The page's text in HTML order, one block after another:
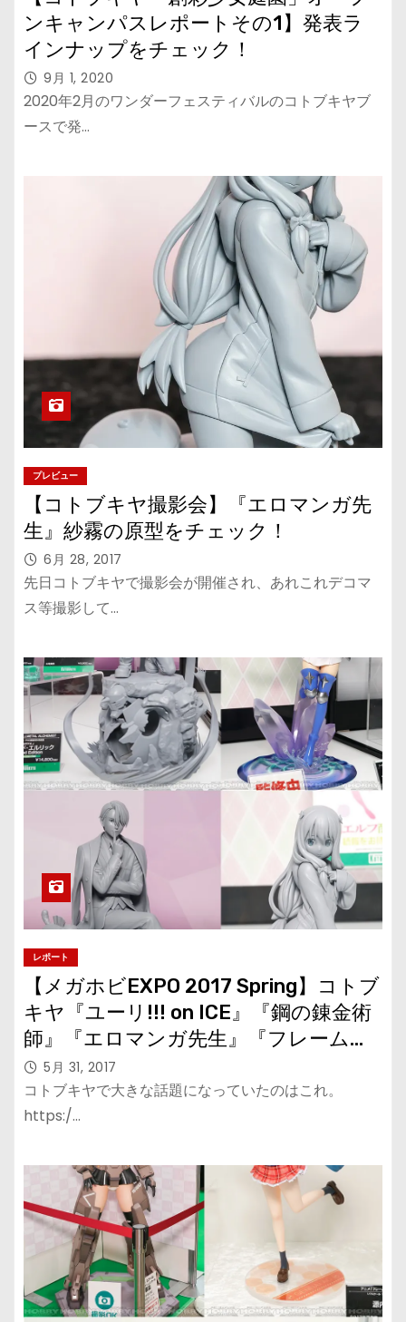
ンキャンパスレポートその1】発表ラ
インナップをチェック！
9月 1, 2020
2020年2月のワンダーフェスティバルのコトブキヤブ
ースで発…
プレビュー
【コトブキヤ撮影会】『エロマンガ先
生』紗霧の原型をチェック！
6月 28, 2017
先日コトブキヤで撮影会が開催され、あれこれデコマ
ス等撮影して…
レポート
【メガホビEXPO 2017 Spring】コトブ
キヤ『ユーリ!!! on ICE』『鋼の錬金術
師』『エロマンガ先生』『フレームア
ームズ・ガール』その他
5月 31, 2017
コトブキヤで大きな話題になっていたのはこれ。
https:/…